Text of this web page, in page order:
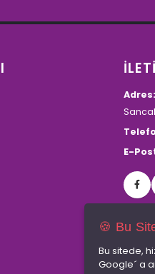
Adres:
E-
🍪 Bu
Bu sitede,
Google´ a